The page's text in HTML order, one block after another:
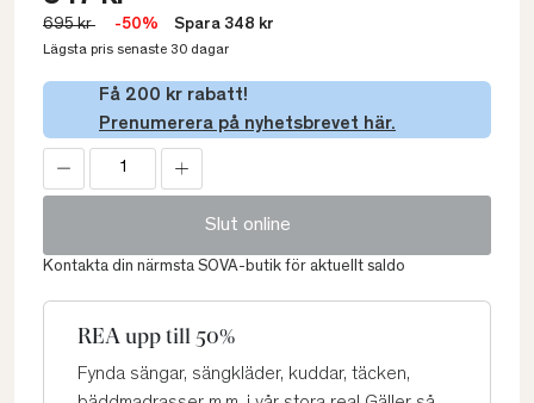
695 kr -50% Spara 348 kr
Lägsta pris senaste 30 dagar
Få 200 kr rabatt!
Prenumerera på nyhetsbrevet här.
Slut online
Kontakta din närmsta SOVA-butik för aktuellt saldo
REA upp till 50%
Fynda sängar, sängkläder, kuddar, täcken,